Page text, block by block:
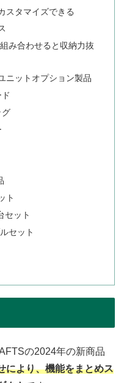
スタマイズできる
み合わせると収納力抜
ニットオプション製品
グ
ト
セット
セット
の2024年の新商品
により、機能をまとめス